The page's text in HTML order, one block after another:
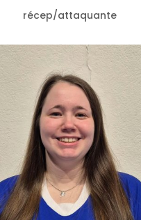
récep/attaquante